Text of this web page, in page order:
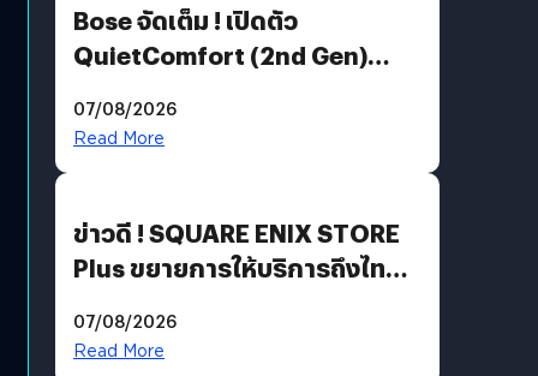
Bose จัดเต็ม ! เปิดตัว
QuietComfort (2nd Gen)
07/08/2026
Read More
ข่าวดี ! SQUARE ENIX STORE
Plus ขยายการให้บริการถึงไทย
โดยตรง
07/08/2026
Read More